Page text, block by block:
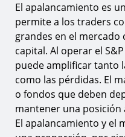
El apalancamiento es
permite a los traders
grandes en el
capital. Al operar el
puede amplificar tanto
como las pérdidas. El
o fondos que deben
mantener una posición
El apalancamiento y el